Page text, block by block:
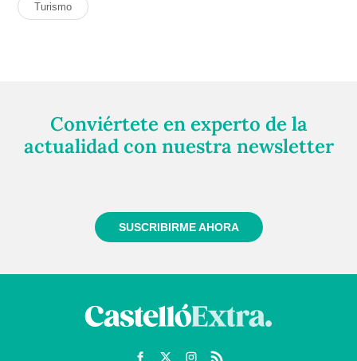
Turismo
Conviértete en experto de la
actualidad con nuestra newsletter
SUSCRIBIRME AHORA